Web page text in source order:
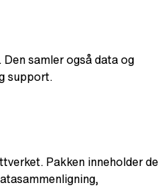
samler også data og
support.
Pakken inneholder de